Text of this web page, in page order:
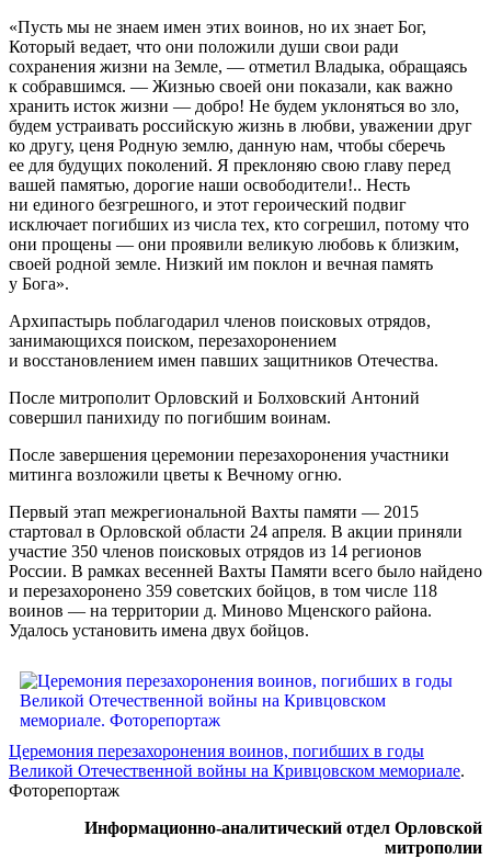
«Пусть мы не знаем имен этих воинов, но их знает Бог,
Который ведает, что они положили души свои ради
сохранения жизни на Земле, — отметил Владыка, обращаясь
к собравшимся. — Жизнью своей они показали, как важно
хранить исток жизни — добро! Не будем уклоняться во зло,
будем устраивать российскую жизнь в любви, уважении друг
ко другу, ценя Родную землю, данную нам, чтобы сберечь
ее для будущих поколений. Я преклоняю свою главу перед
вашей памятью, дорогие наши освободители!.. Несть
ни единого безгрешного, и этот героический подвиг
исключает погибших из числа тех, кто согрешил, потому что
они прощены — они проявили великую любовь к близким,
своей родной земле. Низкий им поклон и вечная память
у Бога».
Архипастырь поблагодарил членов поисковых отрядов,
занимающихся поиском, перезахоронением
и восстановлением имен павших защитников Отечества.
После митрополит Орловский и Болховский Антоний
совершил панихиду по погибшим воинам.
После завершения церемонии перезахоронения участники
митинга возложили цветы к Вечному огню.
Первый этап межрегиональной Вахты памяти — 2015
стартовал в Орловской области 24 апреля. В акции приняли
участие 350 членов поисковых отрядов из 14 регионов
России. В рамках весенней Вахты Памяти всего было найдено
и перезахоронено 359 советских бойцов, в том числе 118
воинов — на территории д. Миново Мценского района.
Удалось установить имена двух бойцов.
Церемония перезахоронения воинов, погибших в годы
Великой Отечественной войны на Кривцовском мемориале.
Фоторепортаж
Информационно-аналитический отдел Орловской
митрополии